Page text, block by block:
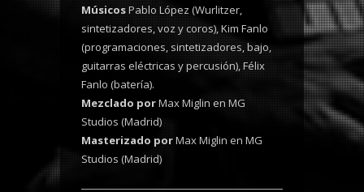
MúsicosPablo López (Wurlitzer,
sintetizadores, voz y coros), Kim Fanlo
(programaciones, sintetizadores, bajo,
guitarras eléctricas y percusión),Félix
Fanlo (batería).
Mezclado porMax Miglin en MG
Studios (Madrid)
Masterizado porMax Miglin en MG
Studios (Madrid)